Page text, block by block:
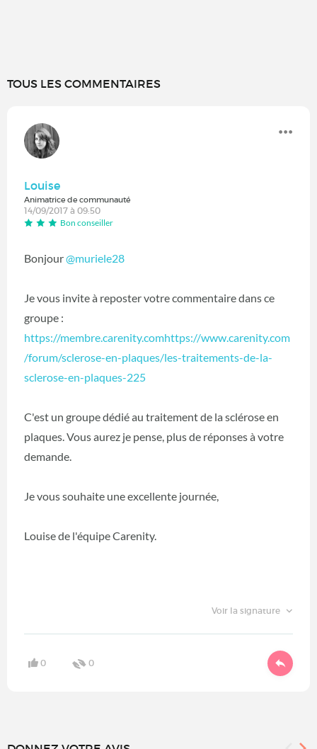
TOUS LES COMMENTAIRES
Louise
Animatrice de communauté
14/09/2017 à 09:50
Bon conseiller
Bonjour@muriele28
Je vous invite à reposter votre commentaire dans ce
groupe :
https://membre.carenity.comhttps://www.carenity.com
/forum/sclerose-en-plaques/les-traitements-de-la-
sclerose-en-plaques-225
C'est un groupe dédié au traitement de la sclérose en
plaques. Vous aurez je pense, plus de réponses à votre
demande.
Je vous souhaite une excellente journée,
Louise de l'équipe Carenity.
Voir la signature
0 0